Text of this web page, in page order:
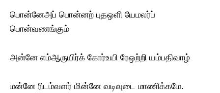
பொன்னேஅப் பொன்னற் புதஒளி யேமலர்ப்
பொன்வணங்கும்
அன்னே எம்ஆருயிர்க் கோர்உயி ரேஒற்றி யம்பதிவாழ்
மன்னே ரிடம்வளர் மின்னே வடிவுடை மாணிக்கமே.